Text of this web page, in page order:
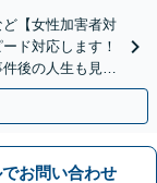
【女性加害者対
ド対応します！
後の人生も見据
】
でお問い合わせ